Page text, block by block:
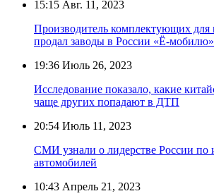
15:15 Авг. 11, 2023
Производитель комплектующих
продал заводы в России «Ё-мобилю»
19:36 Июль 26, 2023
Исследование показало, какие
чаще других попадают в ДТП
20:54 Июль 11, 2023
СМИ узнали о лидерстве России по
автомобилей
10:43 Апрель 21, 2023